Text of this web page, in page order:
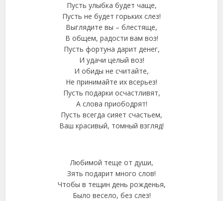
Пусть улыбка будет чаще,
Пусть не будет горьких слез!
Выглядите вы – блестяще,
В общем, радости вам воз!
Пусть фортуна дарит денег,
И удачи целый воз!
И обиды не считайте,
Не принимайте их всерьез!
Пусть подарки осчастливят,
А слова приободрят!
Пусть всегда сияет счастьем,
Ваш красивый, томный взгляд!
Любимой теще от души,
Зять подарит много слов!
Чтобы в тещин день рожденья,
Было весело, без слез!